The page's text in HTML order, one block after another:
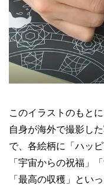
このイラストのもと
自身が海外で撮影し
で、各絵柄に「ハッ
「宇宙からの祝福」
「最高の収穫」とい